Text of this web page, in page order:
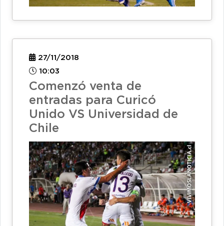
27/11/2018
10:03
Comenzó venta de
entradas para Curicó
Unido VS Universidad de
Chile